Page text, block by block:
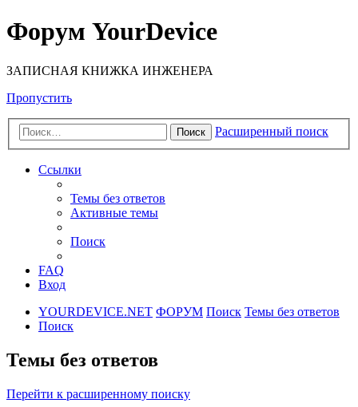
Форум YourDevice
ЗАПИСНАЯ КНИЖКА ИНЖЕНЕРА
Пропустить
Поиск Расширенный поиск
Ссылки
Темы без ответов
Активные темы
Поиск
FAQ
Вход
YOURDEVICE.NET ФОРУМ Поиск Темы без ответов
Поиск
Темы без ответов
Перейти к расширенному поиску